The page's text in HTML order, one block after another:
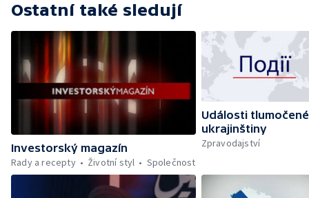
Ostatní také sledují
Investorský magazín
Rady a recepty
Životní styl Společnost
Události
ukrajinštiny
Zpravodajství